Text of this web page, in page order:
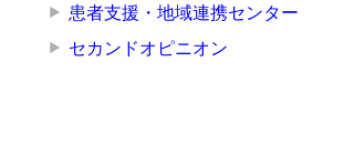
患者支援・地域連携センター
セカンドオピニオン